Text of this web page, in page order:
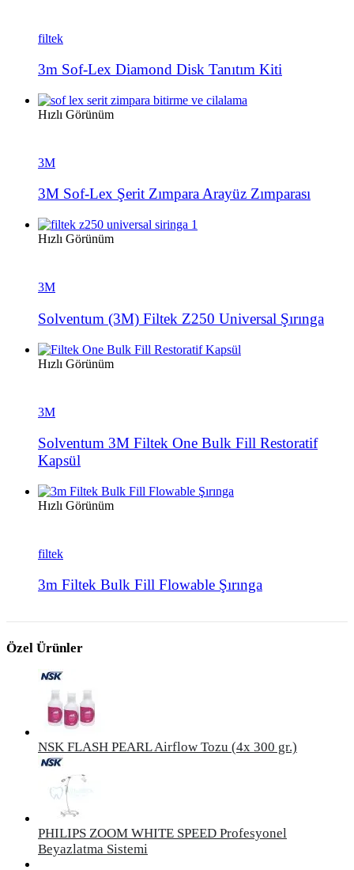
filtek
3m Sof-Lex Diamond Disk Tanıtım Kiti
Hızlı Görünüm
3M
3M Sof-Lex Şerit Zımpara Arayüz Zımparası
Hızlı Görünüm
3M
Solventum (3M) Filtek Z250 Universal Şırınga
Hızlı Görünüm
3M
Solventum 3M Filtek One Bulk Fill Restoratif
Kapsül
Hızlı Görünüm
filtek
3m Filtek Bulk Fill Flowable Şırınga
Özel Ürünler
NSK FLASH PEARL Airflow Tozu (4x 300 gr.)
PHILIPS ZOOM WHITE SPEED Profesyonel
Beyazlatma Sistemi